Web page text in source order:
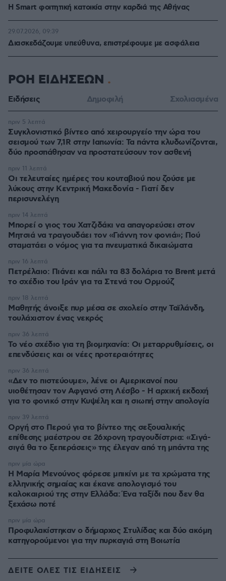
Η Smart φοιτητική κατοικία στην καρδιά της Αθήνας
Διασκεδάζουμε υπεύθυνα, επιστρέφουμε με ασφάλεια
29.07.2026, 09:39
ΡΟΗ ΕΙΔΗΣΕΩΝ
Ειδήσεις Δημοφιλή Σχολιασμένα
Συγκλονιστικό βίντεο από χειρουργείο την ώρα του
σεισμού των 7,1R στην Ιαπωνία: Τα πάντα κλυδωνίζονται,
δύο προσπάθησαν να προστατεύσουν τον ασθενή
πριν 5 λεπτά
Οι τελευταίες ημέρες του κουταβιού που ζούσε με
λύκους στην Κεντρική Μακεδονία - Γιατί δεν
περισυνελέγη
πριν 11 λεπτά
Μπορεί ο γιος του Χατζιδάκι να απαγορεύσει στον
Μητσιά να τραγουδάει τον «Γιάννη τον φονιά»; Πού
σταματάει ο νόμος για τα πνευματικά δικαιώματα
πριν 14 λεπτά
Πετρέλαιο: Πιάνει και πάλι τα 83 δολάρια το Brent μετά
το σχέδιο του Ιράν για τα Στενά του Ορμούζ
πριν 16 λεπτά
Μαθητής άνοιξε πυρ μέσα σε σχολείο στην Ταϊλάνδη,
τουλάχιστον ένας νεκρός
πριν 18 λεπτά
Το νέο σχέδιο για τη βιομηχανία: Οι μεταρρυθμίσεις, οι
επενδύσεις και οι νέες προτεραιότητες
πριν 36 λεπτά
«Δεν το πιστεύουμε», λένε οι Αμερικανοί που
υιοθέτησαν τον Αφγανό στη Λέσβο - Η αρχική εκδοχή
για το φονικό στην Κυψέλη και η σιωπή στην απολογία
πριν 36 λεπτά
Οργή στο Περού για το βίντεο της σεξουαλικής
επίθεσης μαέστρου σε 26χρονη τραγουδίστρια: «Σιγά-
σιγά θα το ξεπεράσεις» της έλεγαν από τη μπάντα της
πριν 39 λεπτά
Η Μαρία Μενούνος φόρεσε μπικίνι με τα χρώματα της
ελληνικής σημαίας και έκανε απολογισμό του
καλοκαιριού της στην Ελλάδα: Ένα ταξίδι που δεν θα
ξεχάσω ποτέ
πριν μία ώρα
Προφυλακίστηκαν ο δήμαρχος Στυλίδας και δύο ακόμη
κατηγορούμενοι για την πυρκαγιά στη Βοιωτία
πριν μία ώρα
ΔΕΙΤΕ ΟΛΕΣ ΤΙΣ ΕΙΔΗΣΕΙΣ